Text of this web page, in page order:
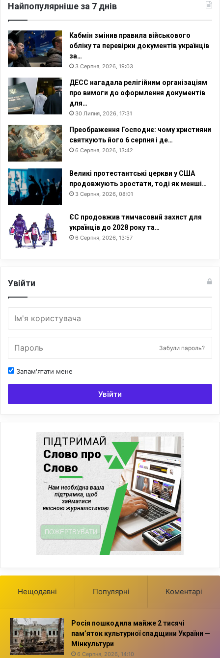
Найпопулярніше за 7 днів
Кабмін змінив правила військового
обліку та перевірки документів українців
за…
3 Серпня, 2026, 19:03
ДЕСС нагадала релігійним організаціям
про вимоги до оформлення документів
для…
30 Липня, 2026, 17:31
Преображення Господнє: чому християни
святкують його 6 серпня і де…
6 Серпня, 2026, 13:42
Великі протестантські церкви у США
продовжують зростати, тоді як менші…
3 Серпня, 2026, 08:01
ЄС продовжив тимчасовий захист для
українців до 2028 року та…
6 Серпня, 2026, 13:57
Увійти
Забули пароль?
Запам'ятати мене
Увійти
Нещодавні Популярні Коментарі
Росія пошкодила майже 2 тисячі
пам’яток культурної спадщини України —
Мінкультури
6 Серпня, 2026, 14:10